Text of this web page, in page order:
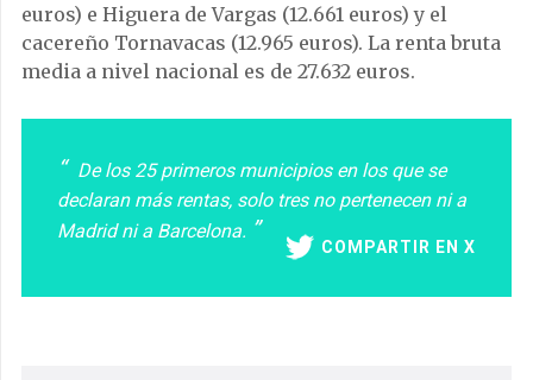
euros) e Higuera de Vargas (12.661 euros) y el
cacereño Tornavacas (12.965 euros). La renta bruta
media a nivel nacional es de 27.632 euros.
De los 25 primeros municipios en los que se
declaran más rentas, solo tres no pertenecen ni a
Madrid ni a Barcelona.
COMPARTIR EN X